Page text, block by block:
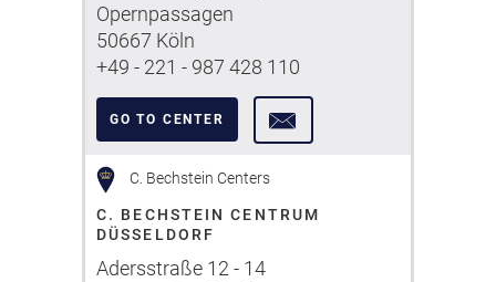
Opernpassagen
50667 Köln
+49 - 221 - 987 428 110
GO TO CENTER
C. Bechstein Centers
C. BECHSTEIN CENTRUM
DÜSSELDORF
Adersstraße 12 - 14